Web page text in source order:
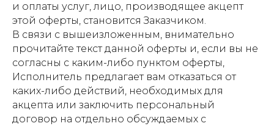
и оплаты услуг, лицо, производящее акцепт
этой оферты, становится Заказчиком.
В связи с вышеизложенным, внимательно
прочитайте текст данной оферты и, если вы не
согласны с каким-либо пунктом оферты,
Исполнитель предлагает вам отказаться от
каких-либо действий, необходимых для
акцепта или заключить персональный
договор на отдельно обсуждаемых с